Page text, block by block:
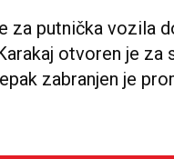
za putnička vozila
otvoren je za
zabranjen je